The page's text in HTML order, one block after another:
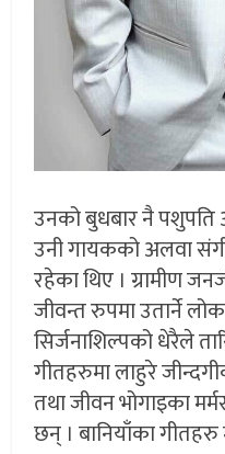
उनको बुधबार नै पशुपति
उनी गायकको अलवा
रहेका थिए । ग्रामीण
जीवन्त रुपमा उतार्ने
सिर्जनाशिल्पको धेरैले
गीतहरुमा लाहुरे
तथा जीवन भोगाइका
छन् । बानियाँका गीतहरु